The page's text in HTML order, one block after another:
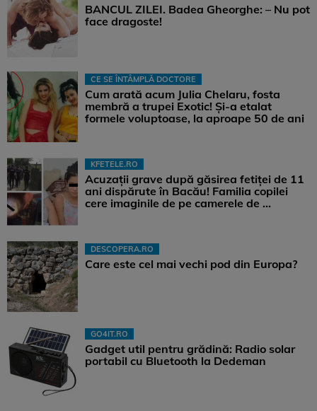
BANCUL ZILEI. Badea Gheorghe: – Nu pot
face dragoste!
CE SE ÎNTÂMPLĂ DOCTORE
Cum arată acum Julia Chelaru, fosta
membră a trupei Exotic! Și-a etalat
formele voluptoase, la aproape 50 de ani
KFETELE.RO
Acuzații grave după găsirea fetiței de 11
ani dispărute în Bacău! Familia copilei
cere imaginile de pe camerele de ...
DESCOPERA.RO
Care este cel mai vechi pod din Europa?
GO4IT.RO
Gadget util pentru grădină: Radio solar
portabil cu Bluetooth la Dedeman